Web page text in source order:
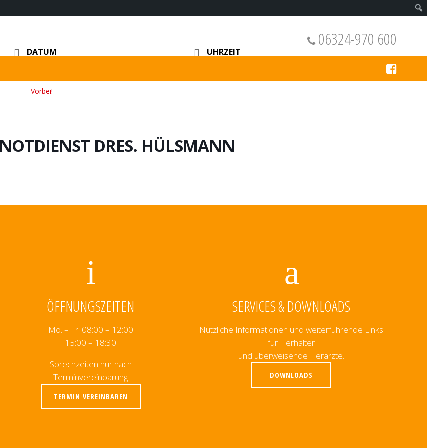
06324-970 600
DATUM
Vorbei!
UHRZEIT
NOTDIENST DRES. HÜLSMANN
ÖFFNUNGSZEITEN
Mo. – Fr. 08:00 – 12:00
15:00 – 18:30
Sprechzeiten nur nach
Terminvereinbarung
TERMIN VEREINBAREN
SERVICES & DOWNLOADS
Nützliche Informationen und weiterführende Links
für Tierhalter
und überweisende Tierärzte.
DOWNLOADS